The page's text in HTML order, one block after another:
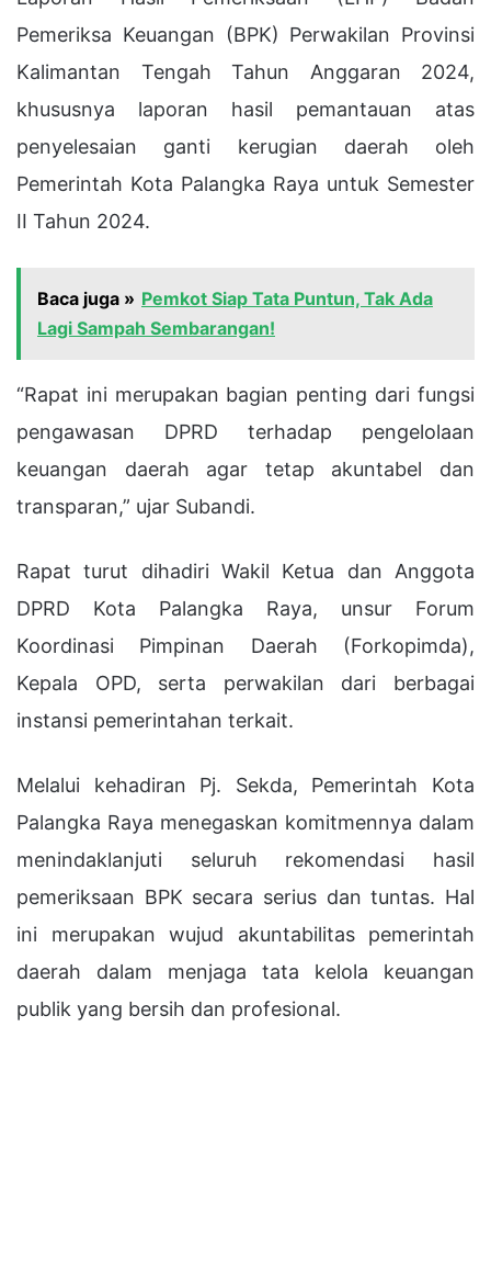
Pemeriksa Keuangan (BPK) Perwakilan Provinsi
Kalimantan Tengah Tahun Anggaran 2024,
khususnya laporan hasil pemantauan atas
penyelesaian ganti kerugian daerah oleh
Pemerintah Kota Palangka Raya untuk Semester
II Tahun 2024.
Baca juga » Pemkot Siap Tata Puntun, Tak Ada
Lagi Sampah Sembarangan!
“Rapat ini merupakan bagian penting dari fungsi
pengawasan DPRD terhadap pengelolaan
keuangan daerah agar tetap akuntabel dan
transparan,” ujar Subandi.
Rapat turut dihadiri Wakil Ketua dan Anggota
DPRD Kota Palangka Raya, unsur Forum
Koordinasi Pimpinan Daerah (Forkopimda),
Kepala OPD, serta perwakilan dari berbagai
instansi pemerintahan terkait.
Melalui kehadiran Pj. Sekda, Pemerintah Kota
Palangka Raya menegaskan komitmennya dalam
menindaklanjuti seluruh rekomendasi hasil
pemeriksaan BPK secara serius dan tuntas. Hal
ini merupakan wujud akuntabilitas pemerintah
daerah dalam menjaga tata kelola keuangan
publik yang bersih dan profesional.